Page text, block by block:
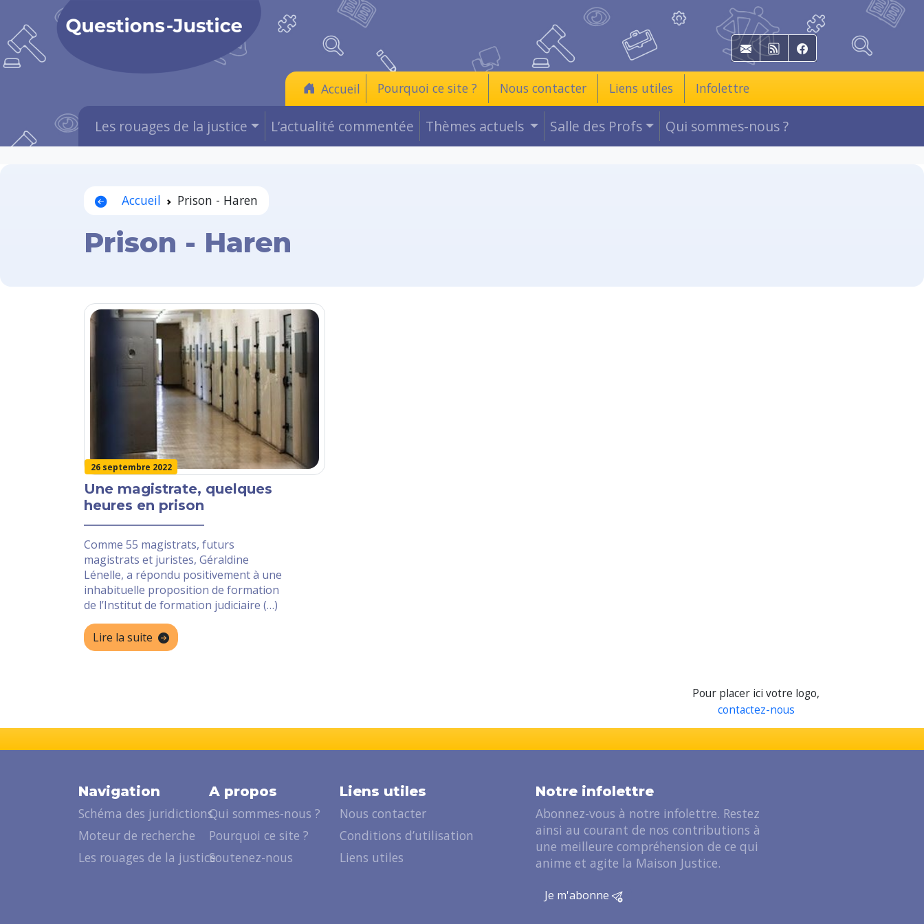
E-mail RSS Facebook
Accueil Pourquoi ce site ? Nous contacter Liens utiles Infolettre
Les rouages de la justice L’actualité commentée Thèmes actuels Salle des Profs Qui sommes-nous ?
Accueil Prison - Haren
Prison - Haren
26 septembre 2022
Une magistrate, quelques
heures en prison
Comme 55 magistrats, futurs
magistrats et juristes, Géraldine
Lénelle, a répondu positivement à une
inhabituelle proposition de formation
de l’Institut de formation judiciaire (…)
Lire la suite
Pour placer ici votre logo,
contactez-nous
Navigation
Schéma des juridictions
Moteur de recherche
Les rouages de la justice
A propos
Qui sommes-nous ?
Pourquoi ce site ?
Soutenez-nous
Liens utiles
Nous contacter
Conditions d’utilisation
Liens utiles
Notre infolettre
Abonnez-vous à notre infolettre. Restez
ainsi au courant de nos contributions à
une meilleure compréhension de ce qui
anime et agite la Maison Justice.
Je m'abonne